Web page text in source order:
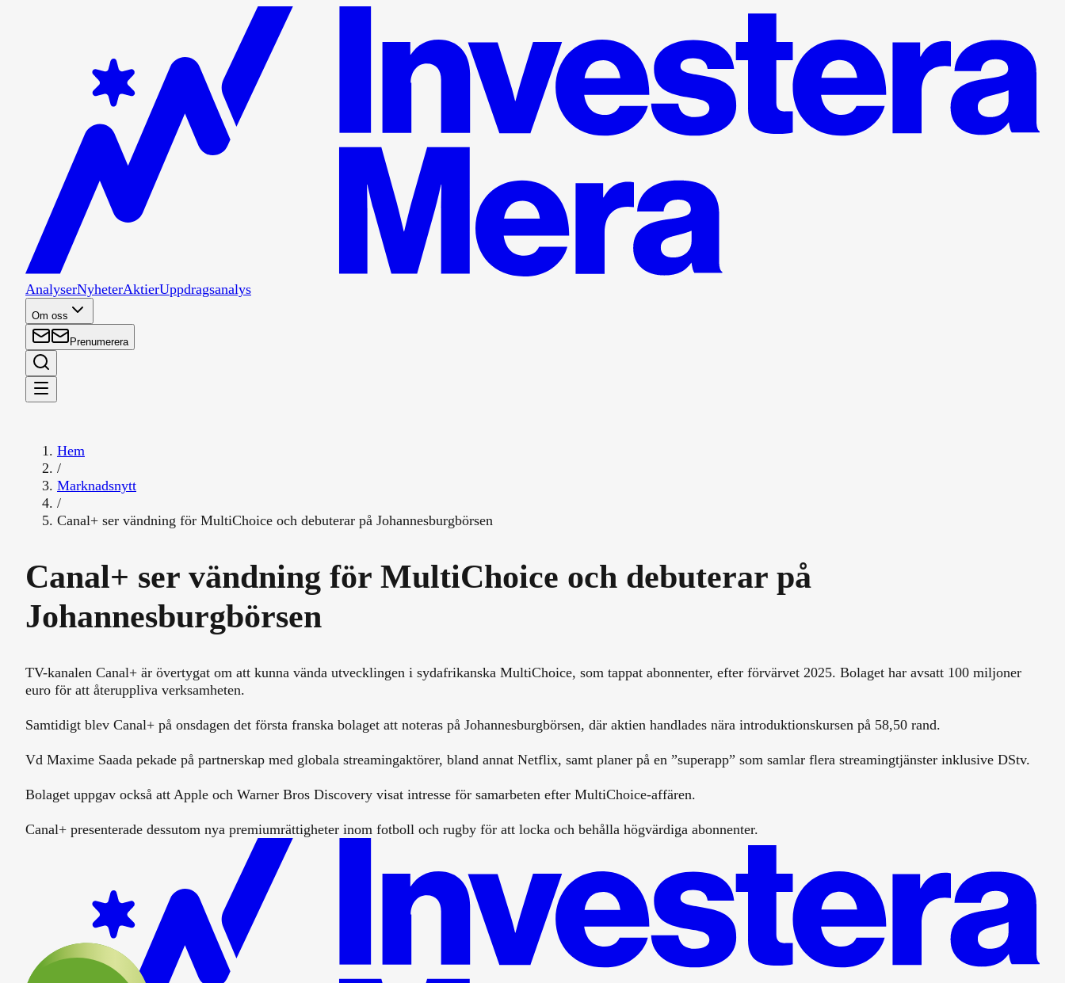
AnalyserNyheterAktierUppdragsanalys
Om oss
Prenumerera
Hem
/
Marknadsnytt
/
Canal+ ser vändning för MultiChoice och debuterar på Johannesburgbörsen
Canal+ ser vändning för MultiChoice och debuterar på
Johannesburgbörsen
TV-kanalen Canal+ är övertygat om att kunna vända utvecklingen i sydafrikanska MultiChoice, som tappat abonnenter, efter förvärvet 2025. Bolaget har avsatt 100 miljoner
euro för att återuppliva verksamheten.
Samtidigt blev Canal+ på onsdagen det första franska bolaget att noteras på Johannesburgbörsen, där aktien handlades nära introduktionskursen på 58,50 rand.
Vd Maxime Saada pekade på partnerskap med globala streamingaktörer, bland annat Netflix, samt planer på en ”superapp” som samlar flera streamingtjänster inklusive DStv.
Bolaget uppgav också att Apple och Warner Bros Discovery visat intresse för samarbeten efter MultiChoice-affären.
Canal+ presenterade dessutom nya premiumrättigheter inom fotboll och rugby för att locka och behålla högvärdiga abonnenter.